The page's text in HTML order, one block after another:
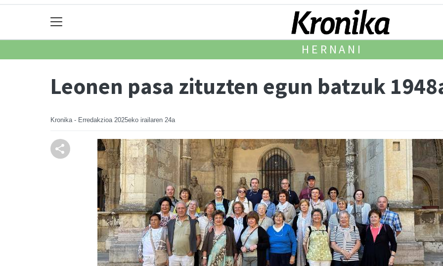
HERNANI
Leonen pasa zituzten egun batzuk
Kronika - Erredakzioa 2025eko irailaren 24a